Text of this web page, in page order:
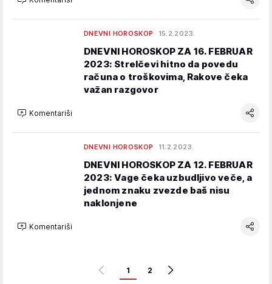
DNEVNI HOROSKOP 15.2.2023.
DNEVNI HOROSKOP ZA 16. FEBRUAR
2023: Strelčevi hitno da povedu
računa o troškovima, Rakove čeka
važan razgovor
Komentariši
DNEVNI HOROSKOP 11.2.2023.
DNEVNI HOROSKOP ZA 12. FEBRUAR
2023: Vage čeka uzbudljivo veče, a
jednom znaku zvezde baš nisu
naklonjene
Komentariši
1 2